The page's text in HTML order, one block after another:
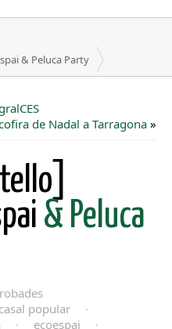
& Peluca Party
de Nadal a Tarragona »
& Peluca
casal popular
·
· ecoespai
·